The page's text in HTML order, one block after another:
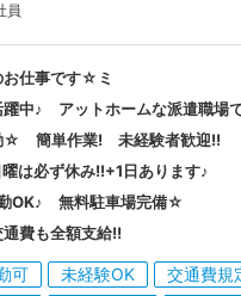
員
お仕事です☆ミ
躍中♪ アットホームな派遣職場
☆ 簡単作業! 未経験者歓迎!!
は必ず休み!!+1日あります♪
OK♪ 無料駐車場完備☆
通費も全額支給!!
可 未経験OK
交通費規